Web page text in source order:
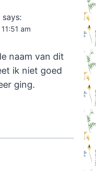
says:
am
naam van dit
ik niet goed
ging.